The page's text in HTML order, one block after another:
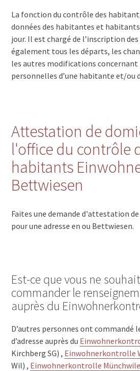
La fonction du contrôle des
données des habitantes et
jour. Il est chargé de l’inscription
également tous les départs, les
les autres modifications concernant
personnelles d’une habitante et/ou
Attestation de
l'office du contrôle
habitants
Bettwiesen
Faites une demande d'attestation
pour une adresse en ou Bettwiesen.
Est-ce que vous ne
commander le
auprès du
D’autres personnes ont commandé
d’adresse auprès du
Kirchberg SG) , Einwohnerkontrolle
Wil) , Einwohnerkontrolle